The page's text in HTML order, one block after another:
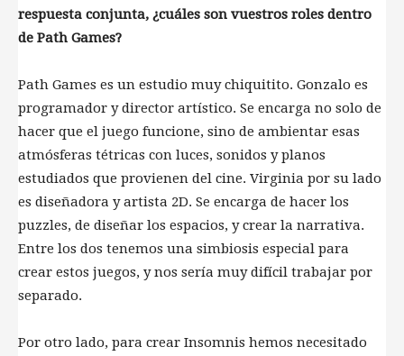
respuesta conjunta, ¿cuáles son vuestros roles dentro
de Path Games?
Path Games es un estudio muy chiquitito. Gonzalo es
programador y director artístico. Se encarga no solo de
hacer que el juego funcione, sino de ambientar esas
atmósferas tétricas con luces, sonidos y planos
estudiados que provienen del cine. Virginia por su lado
es diseñadora y artista 2D. Se encarga de hacer los
puzzles, de diseñar los espacios, y crear la narrativa.
Entre los dos tenemos una simbiosis especial para
crear estos juegos, y nos sería muy difícil trabajar por
separado.
Por otro lado, para crear Insomnis hemos necesitado